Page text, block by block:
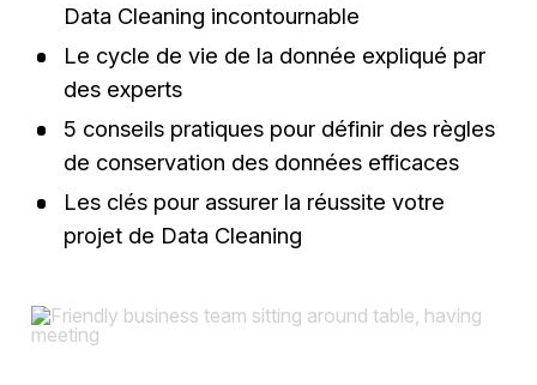
Data Cleaning incontournable
Le cycle de vie de la donnée expliqué par
des experts
5 conseils pratiques pour définir des règles
de conservation des données efficaces
Les clés pour assurer la réussite votre
projet de Data Cleaning